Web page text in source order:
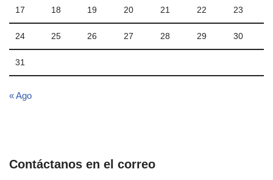
17 18 19 20 21 22 23
24 25 26 27 28 29 30
31
« Ago
Contáctanos en el correo